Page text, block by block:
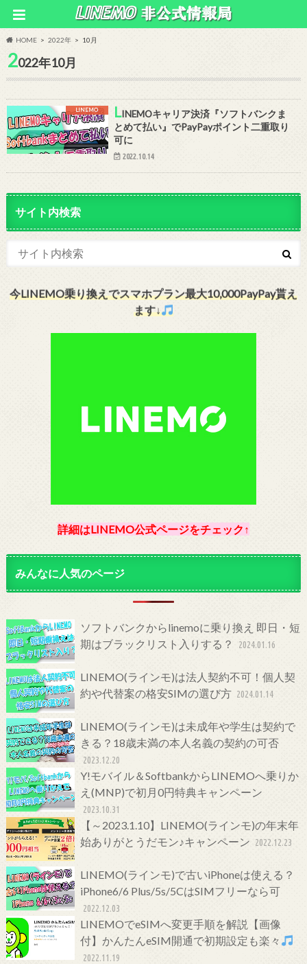
HOME 2022年 10月
2022年10月
LINEMO LINEMOキャリア決済『ソフトバンクま
とめて払い』でPayPayポイント二重取り
可に
2022.10.14
サイト内検索
今LINEMO乗り換えでスマホプラン最大10,000PayPay貰え
ます↓
詳細はLINEMO公式ページをチェック↑
みんなに人気のページ
ソフトバンクからlinemoに乗り換え 即日・短
期はブラックリスト入りする？
2024.01.16
LINEMO(ラインモ)は法人契約不可！個人契
約や代替案の格安SIMの選び方 2024.01.14
LINEMO(ラインモ)は未成年や学生は契約で
きる？18歳未満の本人名義の契約の可否
2023.12.20
Y!モバイル＆SoftbankからLINEMOへ乗りか
え(MNP)で初月0円特典キャンペーン
2023.10.31
【～2023.1.10】LINEMO(ラインモ)の年末年
始ありがとうだモン♪キャンペーン 2022.12.23
LINEMO(ラインモ)で古いiPhoneは使える？
iPhone6/6 Plus/5s/5CはSIMフリーなら可
2022.12.03
LINEMOでeSIMへ変更手順を解説【画像
付】かんたんeSIM開通で初期設定も楽々
2022.11.19